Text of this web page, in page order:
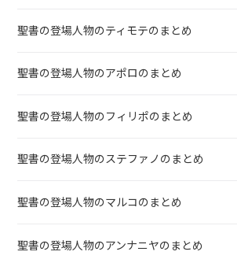
聖書の登場人物のティモテのまとめ
聖書の登場人物のアポロのまとめ
聖書の登場人物のフィリポのまとめ
聖書の登場人物のステファノのまとめ
聖書の登場人物のマルコのまとめ
聖書の登場人物のアンナニヤのまとめ